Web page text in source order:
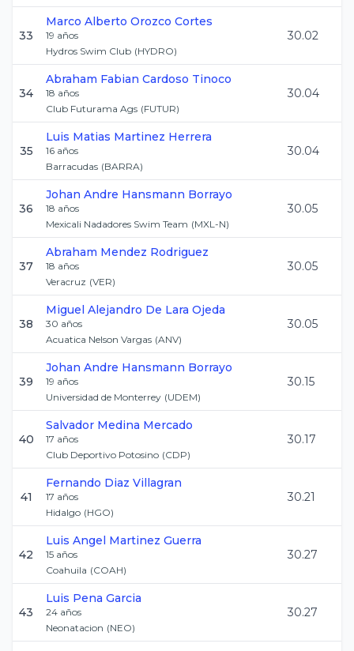
33
Marco Alberto Orozco Cortes
19 años
Hydros Swim Club (HYDRO)
30.02
34
Abraham Fabian Cardoso Tinoco
18 años
Club Futurama Ags (FUTUR)
30.04
35
Luis Matias Martinez Herrera
16 años
Barracudas (BARRA)
30.04
36
Johan Andre Hansmann Borrayo
18 años
Mexicali Nadadores Swim Team (MXL-N)
30.05
37
Abraham Mendez Rodriguez
18 años
Veracruz (VER)
30.05
38
Miguel Alejandro De Lara Ojeda
30 años
Acuatica Nelson Vargas (ANV)
30.05
39
Johan Andre Hansmann Borrayo
19 años
Universidad de Monterrey (UDEM)
30.15
40
Salvador Medina Mercado
17 años
Club Deportivo Potosino (CDP)
30.17
41
Fernando Diaz Villagran
17 años
Hidalgo (HGO)
30.21
42
Luis Angel Martinez Guerra
15 años
Coahuila (COAH)
30.27
43
Luis Pena Garcia
24 años
Neonatacion (NEO)
30.27